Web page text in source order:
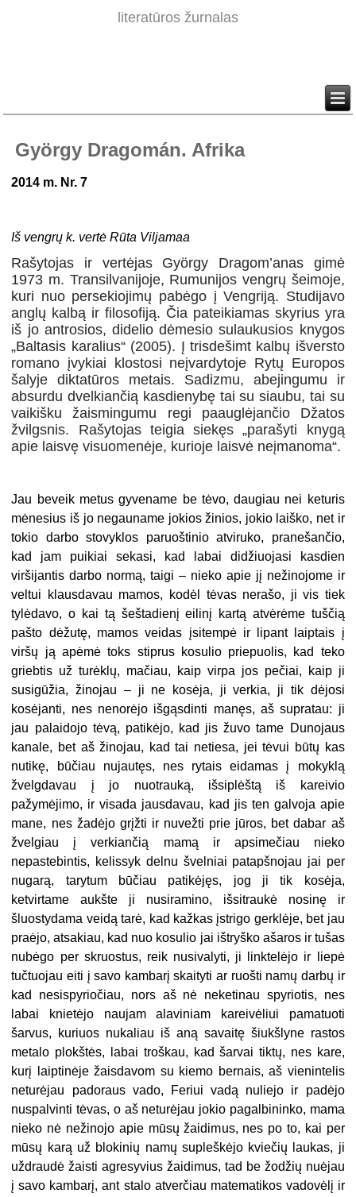
literatūros žurnalas
György Dragomán. Afrika
2014 m. Nr. 7
Iš vengrų k. vertė Rūta Viljamaa
Rašytojas ir vertėjas György Dragom’anas gimė
1973 m. Transilvanijoje, Rumunijos vengrų šeimoje,
kuri nuo persekiojimų pabėgo į Vengriją. Studijavo
anglų kalbą ir filosofiją. Čia pateikiamas skyrius yra
iš jo antrosios, didelio dėmesio sulaukusios knygos
„Baltasis karalius“ (2005). Į trisdešimt kalbų išversto
romano įvykiai klostosi neįvardytoje Rytų Europos
šalyje diktatūros metais. Sadizmu, abejingumu ir
absurdu dvelkiančią kasdienybę tai su siaubu, tai su
vaikišku žaismingumu regi paauglėjančio Džatos
žvilgsnis. Rašytojas teigia siekęs „parašyti knygą
apie laisvę visuomenėje, kurioje laisvė neįmanoma“.
Jau beveik metus gyvename be tėvo, daugiau nei keturis
mėnesius iš jo negauname jokios žinios, jokio laiško, net ir
tokio darbo stovyklos paruoštinio atviruko, pranešančio,
kad jam puikiai sekasi, kad labai didžiuojasi kasdien
viršijantis darbo normą, taigi – nieko apie jį nežinojome ir
veltui klausdavau mamos, kodėl tėvas nerašo, ji vis tiek
tylėdavo, o kai tą šeštadienį eilinį kartą atvėrėme tuščią
pašto dėžutę, mamos veidas įsitempė ir lipant laiptais į
viršų ją apėmė toks stiprus kosulio priepuolis, kad teko
griebtis už turėklų, mačiau, kaip virpa jos pečiai, kaip ji
susigūžia, žinojau – ji ne kosėja, ji verkia, ji tik dėjosi
kosėjanti, nes nenorėjo išgąsdinti manęs, aš supratau: ji
jau palaidojo tėvą, patikėjo, kad jis žuvo tame Dunojaus
kanale, bet aš žinojau, kad tai netiesa, jei tėvui būtų kas
nutikę, būčiau nujautęs, nes rytais eidamas į mokyklą
žvelgdavau į jo nuotrauką, išsiplėštą iš kareivio
pažymėjimo, ir visada jausdavau, kad jis ten galvoja apie
mane, nes žadėjo grįžti ir nuvežti prie jūros, bet dabar aš
žvelgiau į verkiančią mamą ir apsimečiau nieko
nepastebintis, kelissyk delnu švelniai patapšnojau jai per
nugarą, tarytum būčiau patikėjęs, jog ji tik kosėja,
ketvirtame aukšte ji nusiramino, išsitraukė nosinę ir
šluostydama veidą tarė, kad kažkas įstrigo gerklėje, bet jau
praėjo, atsakiau, kad nuo kosulio jai ištryško ašaros ir tušas
nubėgo per skruostus, reik nusivalyti, ji linktelėjo ir liepė
tučtuojau eiti į savo kambarį skaityti ar ruošti namų darbų ir
kad nesispyriočiau, nors aš nė neketinau spyriotis, nes
labai knietėjo naujam alaviniam kareivėliui pamatuoti
šarvus, kuriuos nukaliau iš aną savaitę šiukšlyne rastos
metalo plokštės, labai troškau, kad šarvai tiktų, nes kare,
kurį laiptinėje žaisdavom su kiemo bernais, aš vienintelis
neturėjau padoraus vado, Feriui vadą nuliejo ir padėjo
nuspalvinti tėvas, o aš neturėjau jokio pagalbininko, mama
nieko nė nežinojo apie mūsų žaidimus, nes po to, kai per
mūsų karą už blokinių namų supleškėjo kviečių laukas, ji
uždraudė žaisti agresyvius žaidimus, tad be žodžių nuėjau
į savo kambarį, ant stalo atverčiau matematikos vadovėlį ir